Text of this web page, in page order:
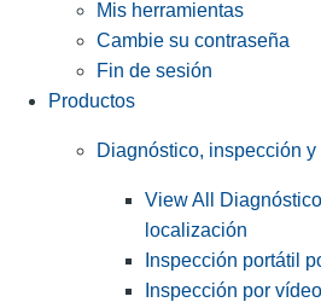
Mis herramientas
Cambie su contraseña
Fin de sesión
Productos
Diagnóstico, inspección
View All
localización
Inspección portátil
Inspección por